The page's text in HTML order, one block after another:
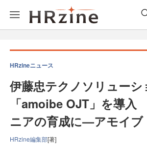
HRzineニュース
伊藤忠テクノソリュー
「amoibe OJT」を導
ニアの育成に—アモイブ
HRzine編集部[著]